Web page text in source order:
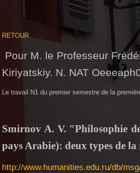
RETOUR
Pour M. le Professeur
Kiriyatskiy. N. NAT
Le travail N1 du premier semestre de la
SmirnovА. V. "Philosophie
pays Arabie): deux types de
http://www.humanities.edu.ru/db/